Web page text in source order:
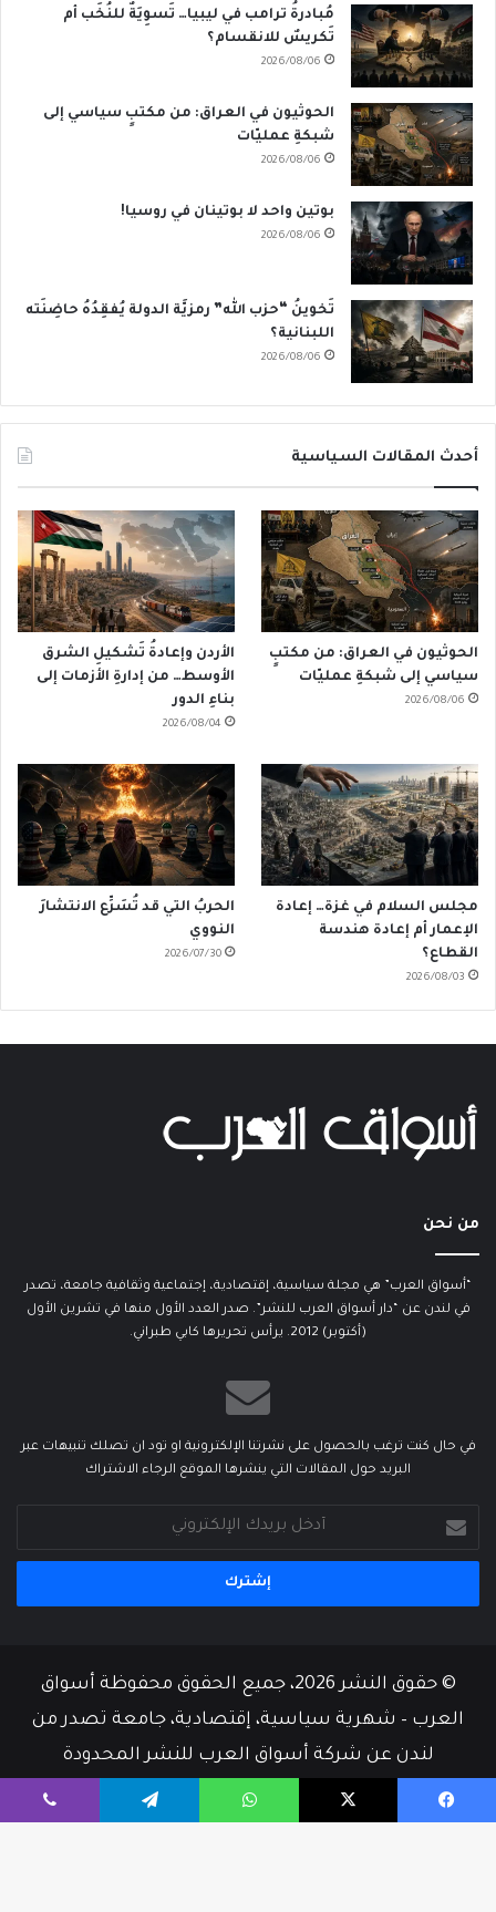
مُبادرةُ ترامب في ليبيا… تَسوِيَةٌ للنُخَب أم
تَكريسٌ للانقسام؟
2026/08/06
الحوثيون في العراق: من مكتبٍ سياسي إلى
شبكةِ عمليّات
2026/08/06
بوتين واحد لا بوتينان في روسيا!
2026/08/06
تَخوينُ “حزب الله” رمزيَّة الدولة يُفقِدُهُ حاضِنَته
اللبنانية؟
2026/08/06
أحدث المقالات السياسية
الحوثيون في العراق: من مكتبٍ
سياسي إلى شبكةِ عمليّات
2026/08/06
الأردن وإعادةُ تَشكيلِ الشرق
الأوسط… من إدارةِ الأزمات إلى
بناءِ الدور
2026/08/04
مجلس السلام في غزة… إعادة
الإعمار أم إعادة هندسة
القطاع؟
2026/08/03
الحربُ التي قد تُسَرِّع الانتشارَ
النووي
2026/07/30
من نحن
“أسواق العرب” هي مجلة سياسية، إقتصادية، إجتماعية وثقافية جامعة، تصدر
في لندن عن “دار أسواق العرب للنشر”. صدر العدد الأول منها في تشرين الأول
(أكتوبر) 2012. يرأس تحريرها كابي طبراني.
في حال كنت ترغب بالحصول على نشرتنا الإلكترونية او تود ان تصلك تنبيهات عبر
البريد حول المقالات التي ينشرها الموقع الرجاء الاشتراك
بريدك
الإلكتروني
© حقوق النشر 2026، جميع الحقوق محفوظة أسواق
العرب – شهرية سياسية، إقتصادية، جامعة تصدر من
لندن عن شركة أسواق العرب للنشر المحدودة
من نحن أسرة التحرير إتصل بنا
فيسبوك ‫X واتساب تيلقرام ڤايبر